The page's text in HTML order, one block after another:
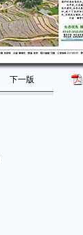
下一版